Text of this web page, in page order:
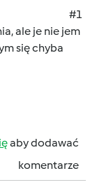
#1
ale je nie jem
się chyba
aby dodawać
komentarze